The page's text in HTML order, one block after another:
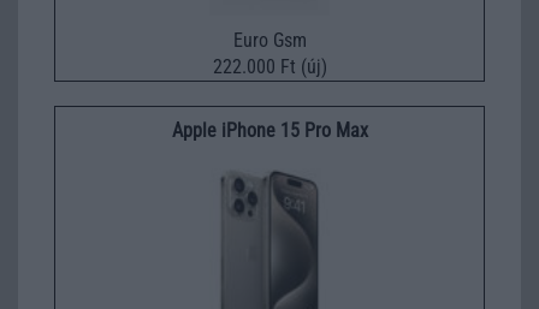
Euro Gsm
222.000 Ft (új)
Apple iPhone 15 Pro Max